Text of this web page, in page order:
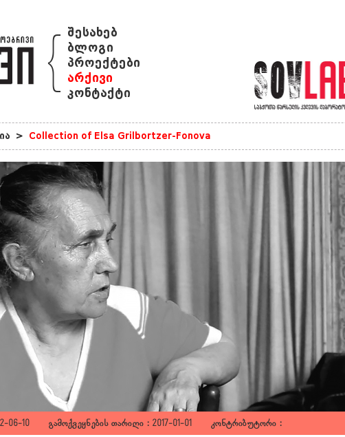
{ შესახებ
ბლოგი
პროექტები
არქივი
კონტაქტი
> Collection of Elsa Grilbortzer-Fonova
06-10 გამოქვეყნების თარიღი : 2017-01-01 კონტრიბუტორი :